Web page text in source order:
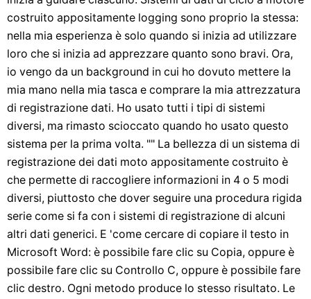
costruito appositamente logging sono proprio la stessa:
nella mia esperienza è solo quando si inizia ad utilizzare
loro che si inizia ad apprezzare quanto sono bravi. Ora,
io vengo da un background in cui ho dovuto mettere la
mia mano nella mia tasca e comprare la mia attrezzatura
di registrazione dati. Ho usato tutti i tipi di sistemi
diversi, ma rimasto scioccato quando ho usato questo
sistema per la prima volta. "" La bellezza di un sistema di
registrazione dei dati moto appositamente costruito è
che permette di raccogliere informazioni in 4 o 5 modi
diversi, piuttosto che dover seguire una procedura rigida
serie come si fa con i sistemi di registrazione di alcuni
altri dati generici. E 'come cercare di copiare il testo in
Microsoft Word: è possibile fare clic su Copia, oppure è
possibile fare clic su Controllo C, oppure è possibile fare
clic destro. Ogni metodo produce lo stesso risultato. Le